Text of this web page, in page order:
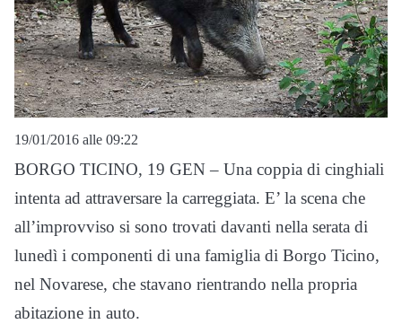
19/01/2016 alle 09:22
BORGO TICINO, 19 GEN – Una coppia di cinghiali
intenta ad attraversare la carreggiata. E’ la scena che
all’improvviso si sono trovati davanti nella serata di
lunedì i componenti di una famiglia di Borgo Ticino,
nel Novarese, che stavano rientrando nella propria
abitazione in auto.